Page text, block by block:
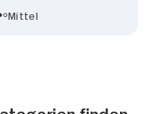
Mittel